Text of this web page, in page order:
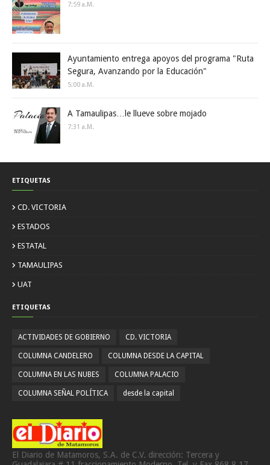
7:59 A.m.
Ayuntamiento entrega apoyos del programa "Ruta
Segura, Avanzando por la Educación"
5:00 A.m.
A Tamaulipas…le llueve sobre mojado
7:31 A.m.
ETIQUETAS
CD. VICTORIA
ESTADOS
ESTATAL
TAMAULIPAS
UAT
ETIQUETAS
ACTIVIDADES DE GOBIERNO CD. VICTORIA
COLUMNA CANDELERO COLUMNA DESDE LA CAPITAL
COLUMNA EN LAS NUBES COLUMNA PALACIO
COLUMNA SEÑAL POLÍTICA desde la capital
El Diario de Matamoros, S.A. de C.V. dirección: Tercera y